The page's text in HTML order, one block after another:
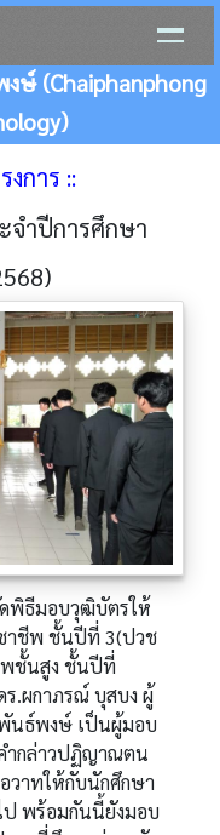
ษ์ (Chaiphanphong
งการ ::
ำปีการศึกษา
พิธีมอบวุฒิบัตรให้
าชีพ ชั้นปีที่ 3(ปวช
พชั้นสูง ชั้นปีที่
ร.ผกาภรณ์ บุสบง ผู้
พันธ์พงษ์ เป็นผู้มอบ
ำกล่าวปฏิญาณตน
วาทให้กับนักศึกษา
ป พร้อมกันนี้ยังมอบ